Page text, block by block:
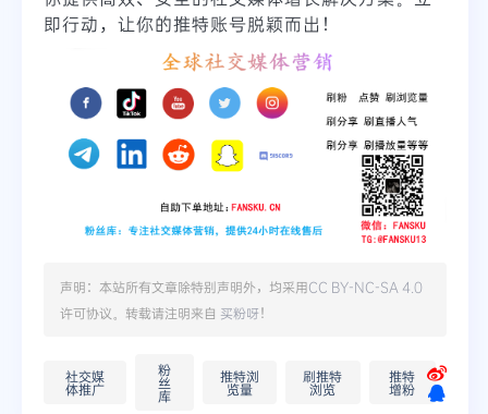
即行动，让你的推特账号脱颖而出！
声明：本站所有文章除特别声明外，均采用CC BY-NC-SA 4.0
许可协议。转载请注明来自 买粉呀！
社交媒
体推广
粉
丝
库
推特浏
览量
刷推特
浏览
推特
增粉